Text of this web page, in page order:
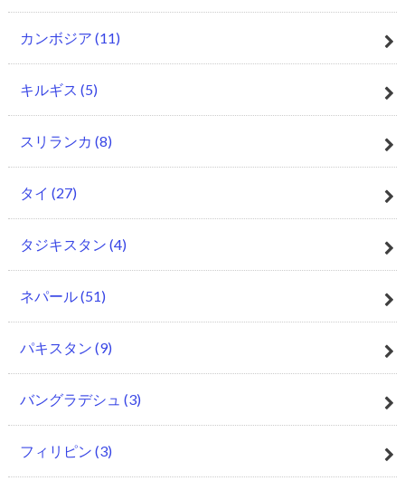
カンボジア (11)
キルギス (5)
スリランカ (8)
タイ (27)
タジキスタン (4)
ネパール(51)
パキスタン (9)
バングラデシュ (3)
フィリピン (3)